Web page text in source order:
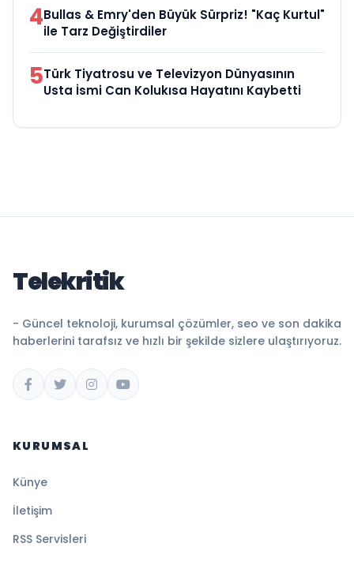
4Bullas & Emry'den Büyük Sürpriz! "Kaç Kurtul"
ile Tarz Değiştirdiler
5Türk Tiyatrosu ve Televizyon Dünyasının
Usta İsmi Can Kolukısa Hayatını Kaybetti
Telekritik
- Güncel teknoloji, kurumsal çözümler, seo ve son dakika
haberlerini tarafsız ve hızlı bir şekilde sizlere ulaştırıyoruz.
KURUMSAL
Künye
İletişim
RSS Servisleri